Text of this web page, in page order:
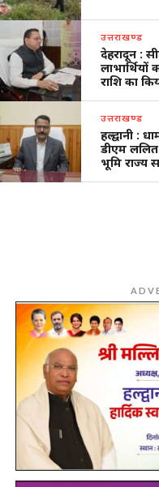
उत्तराखण्ड
देहरादून :
राशि का
उत्तराखण्ड
हल्द्वानी :
डीएम
भूमि राज्य